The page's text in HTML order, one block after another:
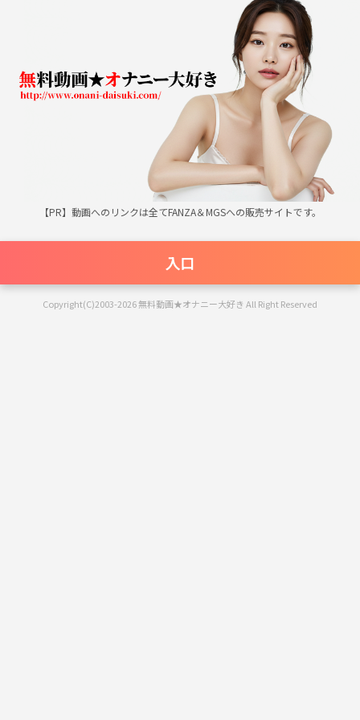
無料動画★オナニー大好き
【PR】動画へのリンクは全てFANZA＆MGSへの販売サイトです。
入口
Copyright(C)2003-2026 無料動画★オナニー大好き All Right Reserved